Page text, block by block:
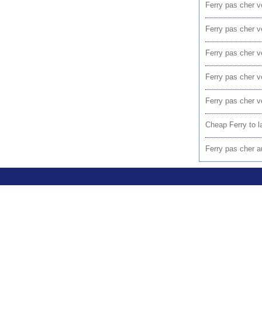
Ferry pas cher
Ferry pas cher
Ferry pas cher
Ferry pas cher
Ferry pas cher
Cheap Ferry to
Ferry pas cher